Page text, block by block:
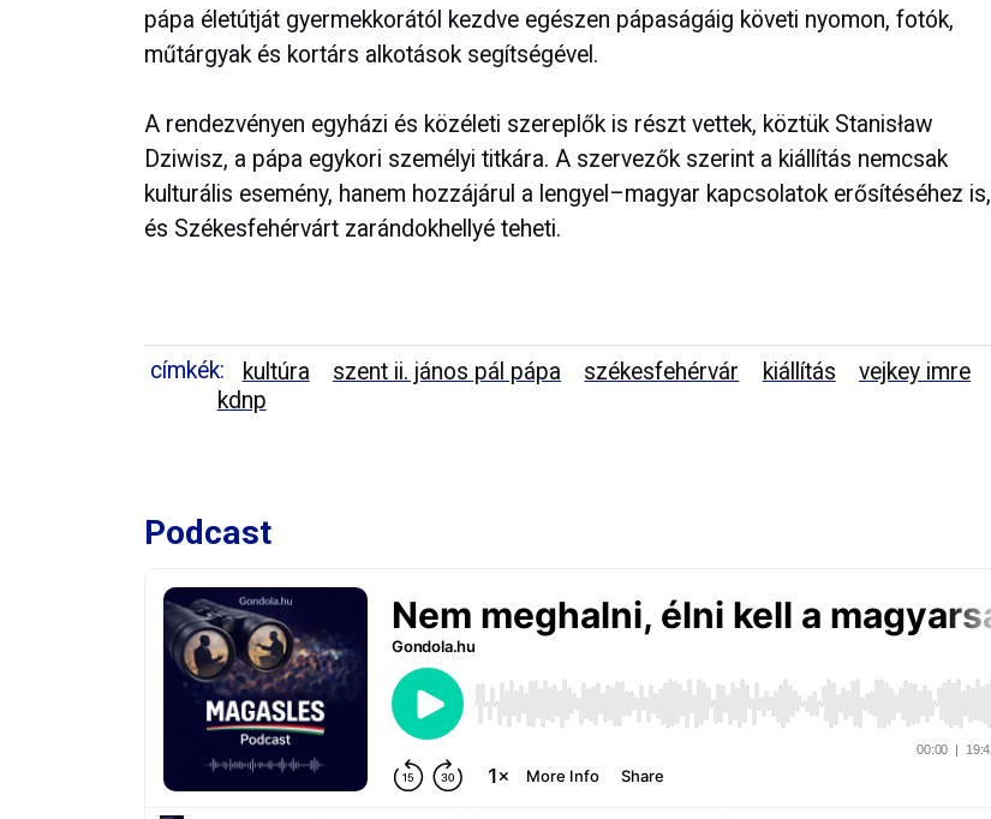
pápa életútját gyermekkorától kezdve egészen pápaságáig követi nyomon, fotók,
műtárgyak és kortárs alkotások segítségével.
A rendezvényen egyházi és közéleti szereplők is részt vettek, köztük Stanisław
Dziwisz, a pápa egykori személyi titkára. A szervezők szerint a kiállítás nemcsak
kulturális esemény, hanem hozzájárul a lengyel–magyar kapcsolatok erősítéséhez is,
és Székesfehérvárt zarándokhellyé teheti.
címkék: kultúra szent ii. jános pál pápa székesfehérvár kiállítás
vejkey imre
kdnp
Podcast